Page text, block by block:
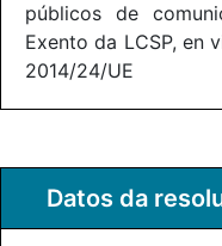
públicos de
Exento da LCSP, en
2014/24/UE
Datos da